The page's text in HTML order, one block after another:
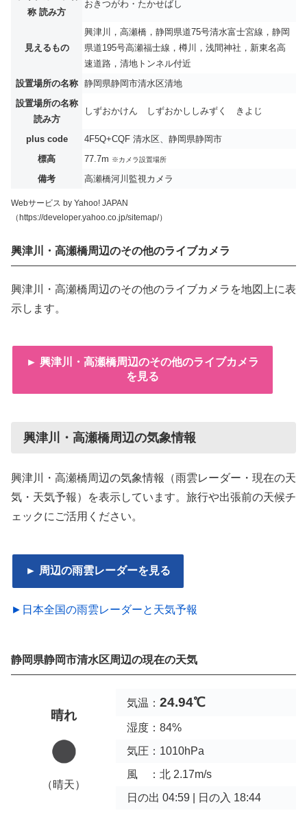
称 読み方
おきつがわ・たかせばし
見えるもの
興津川，高瀬橋，静岡県道75号清水富士宮線，静岡
県道195号高瀬福士線，樽川，浅間神社，新東名高
速道路，清地トンネル付近
設置場所の名称
静岡県静岡市清水区清地
設置場所の名称
読み方
しずおかけん しずおかししみずく きよじ
plus code
4F5Q+CQF 清水区、静岡県静岡市
標高
77.7m ※カメラ設置場所
備考 高瀬橋河川監視カメラ
Webサービス by Yahoo! JAPAN
（https://developer.yahoo.co.jp/sitemap/）
興津川・高瀬橋周辺のその他のライブカメラ
興津川・高瀬橋周辺のその他のライブカメラを地図上に表
示します。
► 興津川・高瀬橋周辺のその他のライブカメラ
を見る
興津川・高瀬橋周辺の気象情報
興津川・高瀬橋周辺の気象情報（雨雲レーダー・現在の天
気・天気予報）を表示しています。旅行や出張前の天候チ
ェックにご活用ください。
► 周辺の雨雲レーダーを見る
►日本全国の雨雲レーダーと天気予報
静岡県静岡市清水区周辺の現在の天気
晴れ
（晴天）
気温： 24.94℃
湿度：84%
気圧：1010hPa
風 ：北 2.17m/s
日の出 04:59 | 日の入 18:44